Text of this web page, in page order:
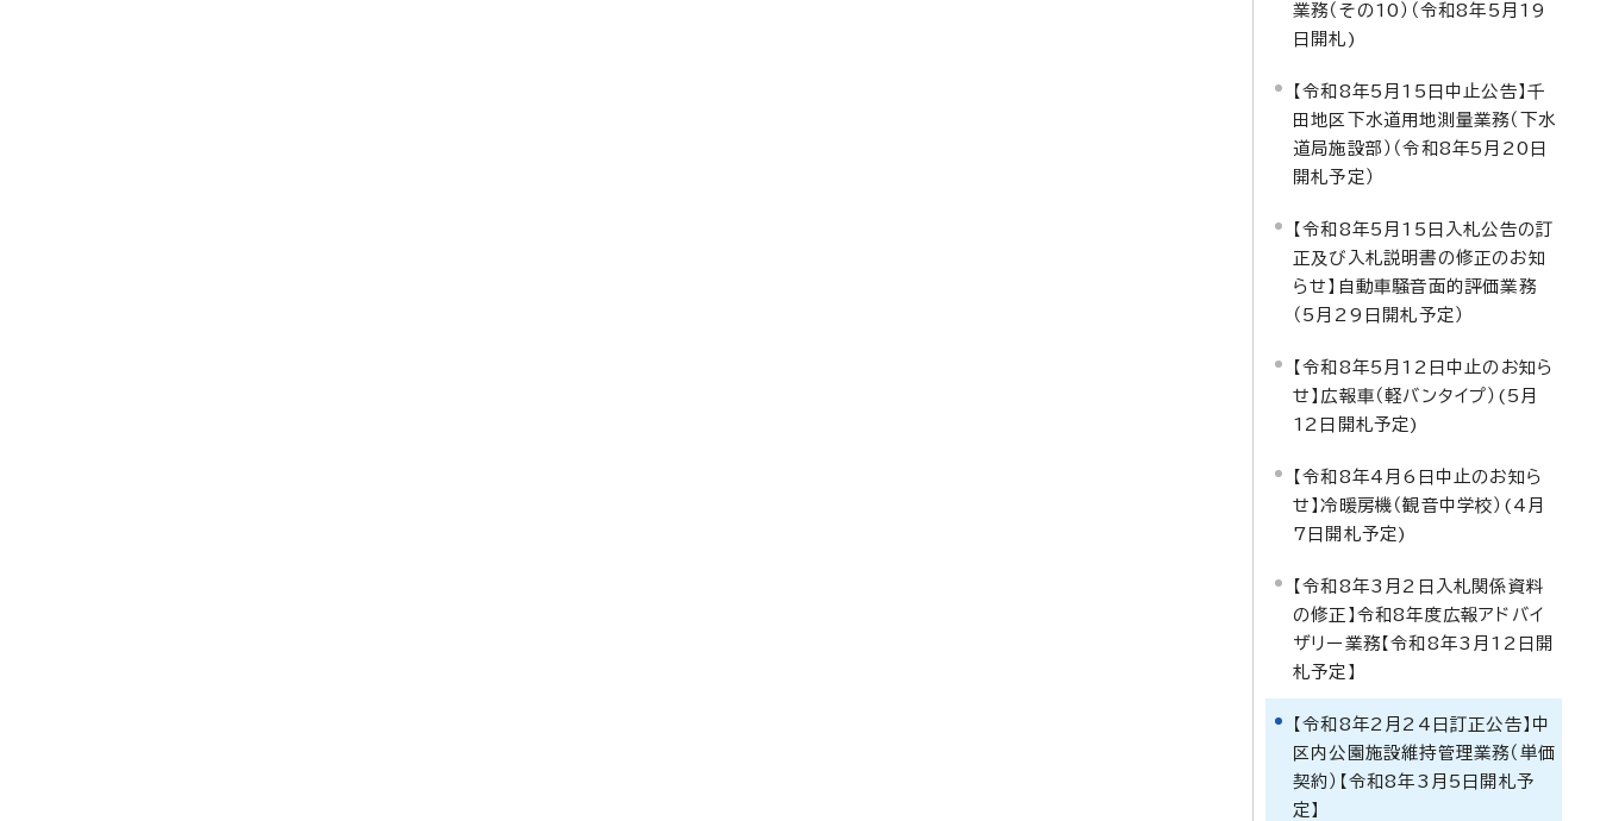
業務（その10）（令和8年5月19
日開札)
【令和8年5月15日中止公告】千
田地区下水道用地測量業務（下水
道局施設部）（令和8年5月20日
開札予定）
【令和8年5月15日入札公告の訂
正及び入札説明書の修正のお知
らせ】自動車騒音面的評価業務
（5月29日開札予定）
【令和8年5月12日中止のお知ら
せ】広報車（軽バンタイプ）(5月
12日開札予定)
【令和8年4月6日中止のお知ら
せ】冷暖房機（観音中学校）(4月
7日開札予定)
【令和8年3月2日入札関係資料
の修正】令和8年度広報アドバイ
ザリー業務【令和8年3月12日開
札予定】
【令和8年2月24日訂正公告】中
区内公園施設維持管理業務（単価
契約）【令和8年3月5日開札予
定】